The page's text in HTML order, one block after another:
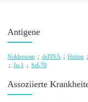
Antigene
Nukleosom ; dsDNA; Histon ;
; Jo-1 ; Scl-70
Assoziierte